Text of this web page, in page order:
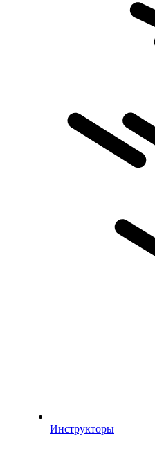
Инструкторы